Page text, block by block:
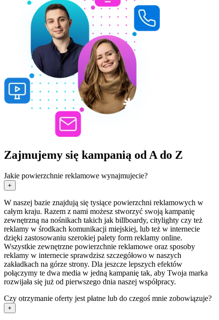
Zajmujemy się kampanią od A do Z
Jakie powierzchnie reklamowe wynajmujecie?
+
W naszej bazie znajdują się tysiące powierzchni reklamowych w
całym kraju. Razem z nami możesz stworzyć swoją kampanię
zewnętrzną na nośnikach takich jak billboardy, citylighty czy też
reklamy w środkach komunikacji miejskiej, lub też w internecie
dzięki zastosowaniu szerokiej palety form reklamy online.
Wszystkie zewnętrzne powierzchnie reklamowe oraz sposoby
reklamy w internecie sprawdzisz szczegółowo w naszych
zakładkach na górze strony. Dla jeszcze lepszych efektów
połączymy te dwa media w jedną kampanię tak, aby Twoja marka
rozwijała się już od pierwszego dnia naszej współpracy.
Czy otrzymanie oferty jest płatne lub do czegoś mnie zobowiązuje?
+